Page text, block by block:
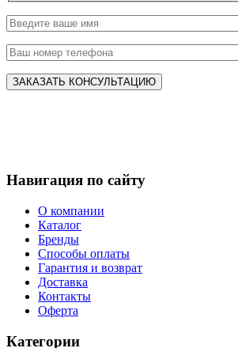
Навигация по сайту
О компании
Каталог
Бренды
Способы оплаты
Гарантия и возврат
Доставка
Контакты
Оферта
Категории